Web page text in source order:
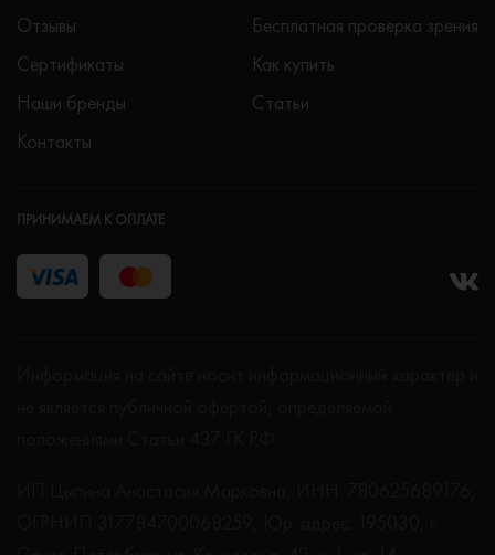
Отзывы
Сертификаты
Наши бренды
Контакты
Бесплатная проверка зрения
Как купить
Статьи
ПРИНИМАЕМ К ОПЛАТЕ